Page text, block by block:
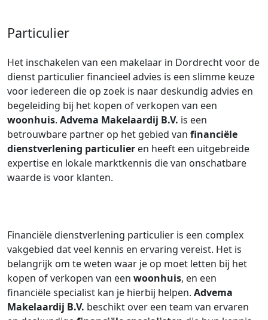
Particulier
Het inschakelen van een makelaar in Dordrecht voor de
dienst particulier financieel advies is een slimme keuze
voor iedereen die op zoek is naar deskundig advies en
begeleiding bij het kopen of verkopen van een
woonhuis. Advema Makelaardij B.V. is een
betrouwbare partner op het gebied van financiële
dienstverlening particulier en heeft een uitgebreide
expertise en lokale marktkennis die van onschatbare
waarde is voor klanten.
Financiële dienstverlening particulier is een complex
vakgebied dat veel kennis en ervaring vereist. Het is
belangrijk om te weten waar je op moet letten bij het
kopen of verkopen van een woonhuis, en een
financiële specialist kan je hierbij helpen. Advema
Makelaardij B.V. beschikt over een team van ervaren